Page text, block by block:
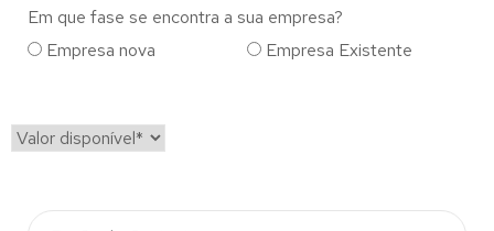
Em que fase se encontra a sua empresa?
Empresa nova
Empresa Existente